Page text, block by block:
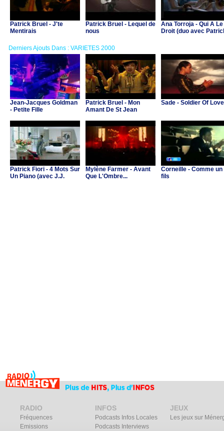
Patrick Bruel - J'te
Mentirais
Patrick Bruel - Lequel de
nous
Ana Torroja - Qui A Le
Droit (duo avec
Derniers Ajouts Dans : VARIETES 2000
Jean-Jacques Goldman
- Petite Fille
Patrick Bruel - Mon
Amant De St Jean
Sade - Soldier Of Love
Patrick Fiori - 4 Mots Sur
Un Piano (avec J.J.
Mylène Farmer - Avant
Que L'Ombre...
Corneille - Comme un
fils
RADIO
Fréquences
Emissions
INFOS
Podcasts Infos Locales
Podcasts Interviews
JEUX
Les jeux sur